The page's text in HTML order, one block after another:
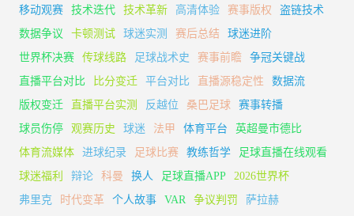
移动观赛
技术迭代 技术革新 高清体验 赛事版权
盗链技术
数据争议
卡顿测试 球迷实测 赛后总结
球迷进阶
世界杯决赛
传球线路 足球战术史 赛事前瞻
争冠关键战
直播平台对比
比分变迁 平台对比 直播源稳定性
数据流
版权变迁
直播平台实测 反越位 桑巴足球
赛事转播
球员伤停
观赛历史 球迷 法甲 体育平台
英超曼市德比
体育流媒体
进球纪录 足球比赛 教练哲学
足球直播在线观看
球迷福利
辩论 科曼 换人 足球直播APP
2026世界杯
弗里克
时代变革 个人故事 VAR 争议判罚
萨拉赫